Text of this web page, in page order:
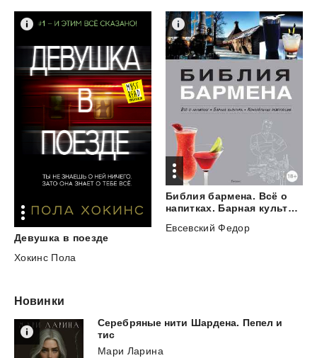
Девушка в поезде
Хокинс Пола
Библия бармена. Всё о
напитках. Барная культура. Коктейльная революция
Евсевский Федор
Новинки
Серебряные нити Шардена. Пепел и
тис
Мари Ларина